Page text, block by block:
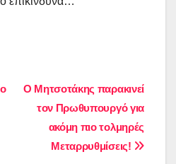
Ο Μητσοτάκης παρακινεί
τον Πρωθυπουργό για
ακόμη πιο τολμηρές
Μεταρρυθμίσεις!